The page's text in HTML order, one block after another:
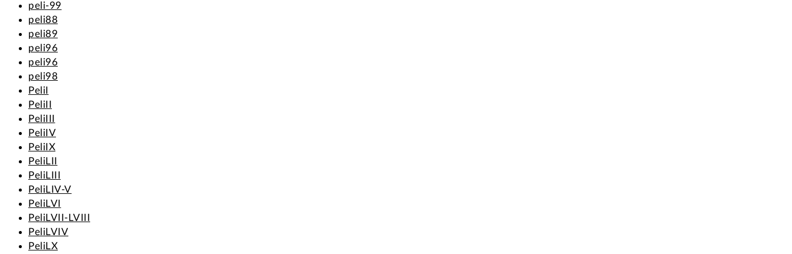
peli-99
peli88
peli89
peli96
peli96
peli98
PeliI
PeliII
PeliIII
PeliIV
PeliIX
PeliLII
PeliLIII
PeliLIV-V
PeliLVI
PeliLVII-LVIII
PeliLVIV
PeliLX